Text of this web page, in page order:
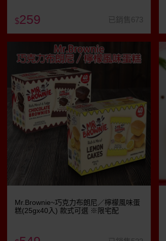
$259 已銷售673
Mr.Brownie~巧克力布朗尼／檸檬風味蛋
糕(25gx40入) 款式可選 ※限宅配